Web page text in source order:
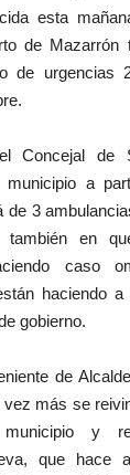
esta
de Mazarrón
de urgencias
Concejal de
a
de 3
también en
caso
haciendo
gobierno.
de
más se
y
que hace